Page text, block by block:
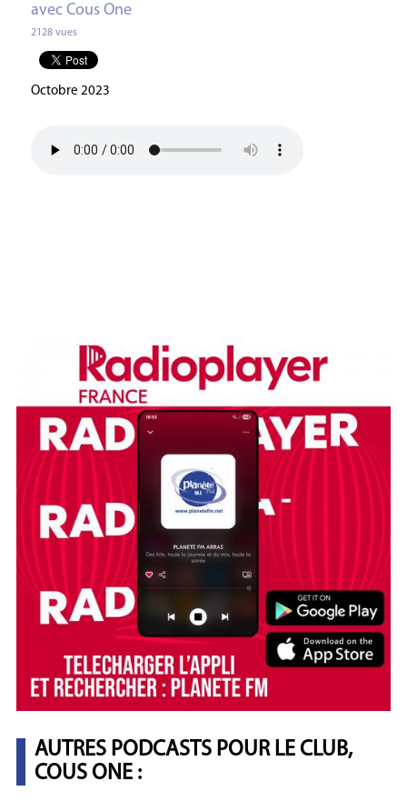
avec Cous One
2128 vues
Octobre 2023
AUTRES PODCASTS POUR LE CLUB,
COUS ONE :